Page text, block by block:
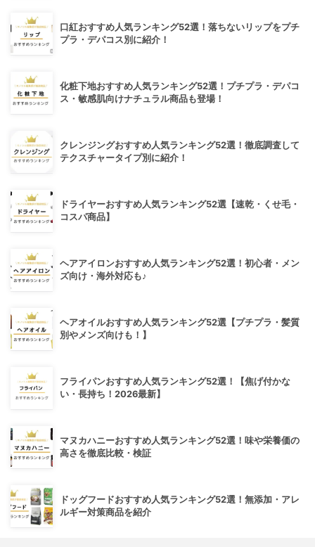
口紅おすすめ人気ランキング52選！落ちないリップをプチ
プラ・デパコス別に紹介！
化粧下地おすすめ人気ランキング52選！プチプラ・デパコ
ス・敏感肌向けナチュラル商品も登場！
クレンジングおすすめ人気ランキング52選！徹底調査して
テクスチャータイプ別に紹介！
ドライヤーおすすめ人気ランキング52選【速乾・くせ毛・
コスパ商品】
ヘアアイロンおすすめ人気ランキング52選！初心者・メン
ズ向け・海外対応も♪
ヘアオイルおすすめ人気ランキング52選【プチプラ・髪質
別やメンズ向けも！】
フライパンおすすめ人気ランキング52選！【焦げ付かな
い・長持ち！2026最新】
マヌカハニーおすすめ人気ランキング52選！味や栄養価の
高さを徹底比較・検証
ドッグフードおすすめ人気ランキング52選！無添加・アレ
ルギー対策商品を紹介